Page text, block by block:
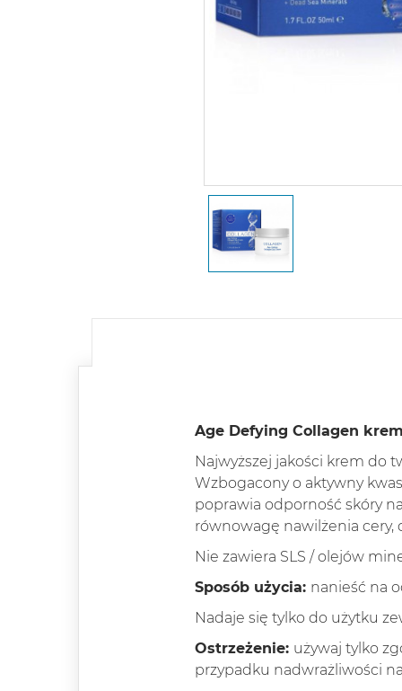
Age Defying Collagen
Najwyższej jakości krem do
Wzbogacony o aktywny
poprawia odporność skóry
równowagę nawilżenia cery,
Nie zawiera SLS / olejów
Sposób użycia: nanieść na
Nadaje się tylko do użytku
Ostrzeżenie: używaj tylko
przypadku nadwrażliwości